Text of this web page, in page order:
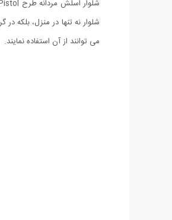
می توانند از آن استفاده نمایند.